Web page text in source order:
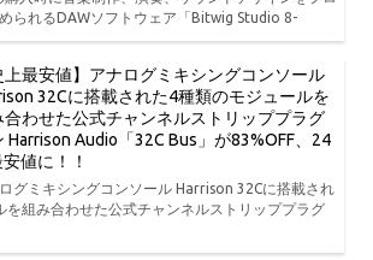
られるDAWソフトウェア「Bitwig Studio 8-
上最安値】アナログミキシングコンソール
32Cに搭載された4種類のモジュールを
合わせた公式チャンネルストリッププラグ
Harrison Audio「32C Bus」が83%OFF、24
値に！！
グミキシングコンソール Harrison 32Cに搭載され
を組み合わせた公式チャンネルストリッププラグ